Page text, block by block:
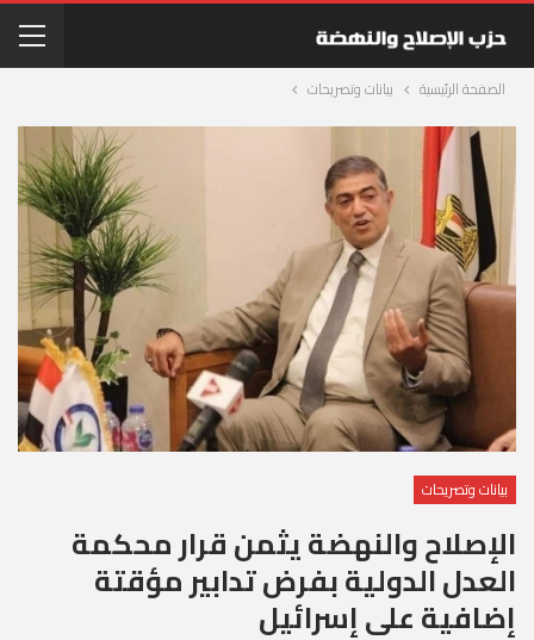
الصفحة الرئيسية بيانات وتصريحات
بيانات وتصريحات
الإصلاح والنهضة يثمن قرار محكمة
العدل الدولية بفرض تدابير مؤقتة
إضافية على إسرائيل